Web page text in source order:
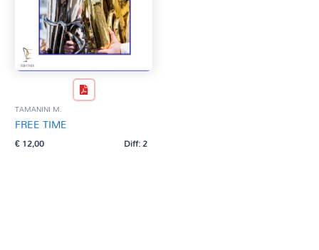
TAMANINI M.
FREE TIME
€12,00 Diff: 2